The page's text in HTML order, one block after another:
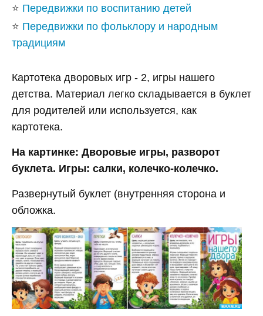
⭐ Передвижки по воспитанию детей
⭐ Передвижки по фольклору и народным
традициям
Картотека дворовых игр - 2, игры нашего
детства. Материал легко складывается в буклет
для родителей или используется, как
картотека.
На картинке: Дворовые игры, разворот
буклета. Игры: салки, колечко-колечко.
Развернутый буклет (внутренняя сторона и
обложка.